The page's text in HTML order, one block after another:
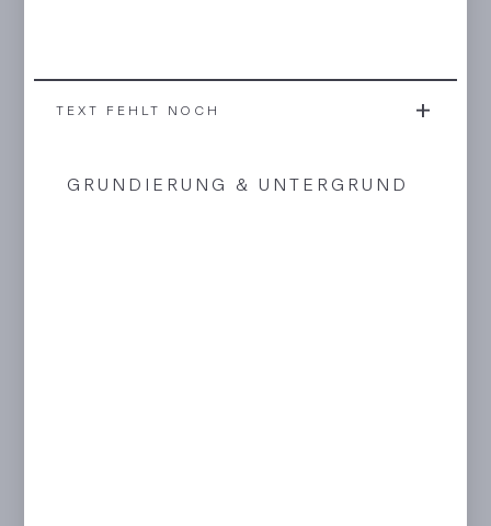
TEXT FEHLT NOCH
GRUNDIERUNG & UNTERGRUND